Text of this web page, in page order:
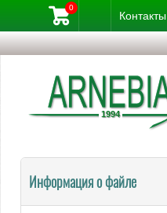
Контакты
0
Информация о файле